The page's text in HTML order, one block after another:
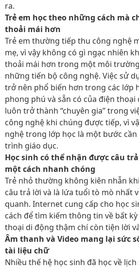
ra.
Trẻ em học theo những cách mà
thoải mái hơn
Trẻ em thường tiếp thu công nghệ
mẹ, vì vậy không có gì ngạc nhiên
thoải mái hơn trong một môi
những tiến bộ công nghệ. Việc sử
trở nên phổ biến hơn trong các lớp
phong phú và sẵn có của điện thoại
luôn trở thành “chuyên gia” trong
công nghệ khi chúng được tiếp, vì
nghệ trong lớp học là một bước
trình giáo dục.
Học sinh có thể nhận được câu
một cách nhanh chóng
Trẻ nhỏ thường không kiên nhẫn
câu trả lời và là lứa tuổi tò mò nhất
quanh. Internet cung cấp cho học
cách để tìm kiếm thông tin về bất
thoại di động thậm chí còn tiện lời
Âm thanh và Video mang lại sức
tài liệu chữ
Nhiều thế hệ học sinh đã học về